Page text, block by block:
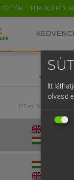
HÍREK,
105 ms (9 db)
Itt
olvasd